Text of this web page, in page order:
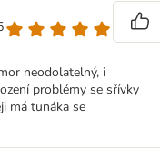
neodolatelný, i
problémy se sřívky
má tunáka se